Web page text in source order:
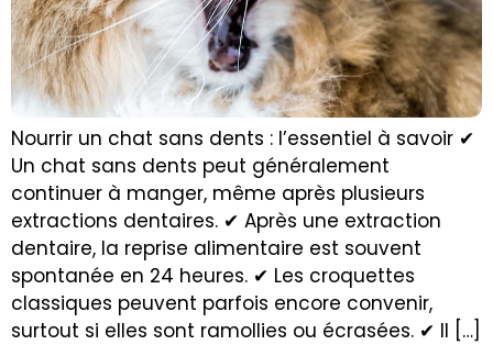
Nourrir un chat sans dents : l’essentiel à savoir ✔
Un chat sans dents peut généralement
continuer à manger, même après plusieurs
extractions dentaires. ✔ Après une extraction
dentaire, la reprise alimentaire est souvent
spontanée en 24 heures. ✔ Les croquettes
classiques peuvent parfois encore convenir,
surtout si elles sont ramollies ou écrasées. ✔ Il […]